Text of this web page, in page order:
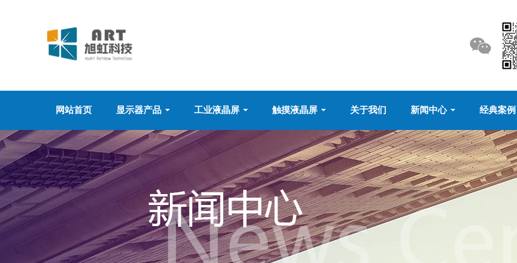
网站首页 显示器产品 工业液晶屏 触摸液晶屏 关于我们 新闻中心 经典案例